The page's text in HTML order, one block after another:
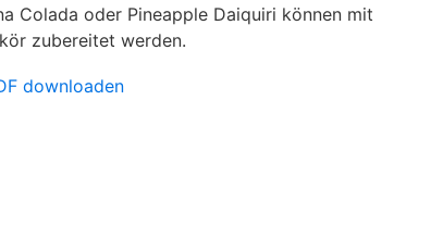
Colada oder Pineapple Daiquiri können mit
zubereitet werden.
downloaden